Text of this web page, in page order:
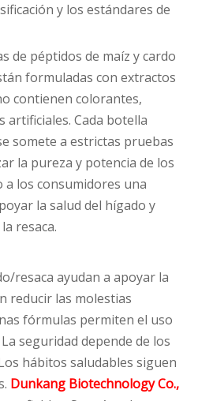
y los estándares de
de péptidos de maíz y cardo
formuladas con extractos
contienen colorantes,
artificiales. Cada botella
somete a estrictas pruebas
la pureza y potencia de los
los consumidores una
la salud del hígado y
resaca.
resaca ayudan a apoyar la
reducir las molestias
fórmulas permiten el uso
seguridad depende de los
hábitos saludables siguen
Dunkang Biotechnology Co.,